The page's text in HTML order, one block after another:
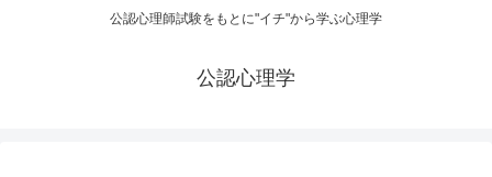
公認心理師試験をもとに"イチ"から学ぶ心理学
公認心理学